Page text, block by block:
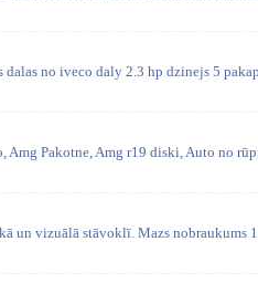
dalas no iveco daly 2.3 hp dzinejs 5
Amg Pakotne, Amg r19 diski, Auto no
un vizuālā stāvoklī. Mazs nobraukums